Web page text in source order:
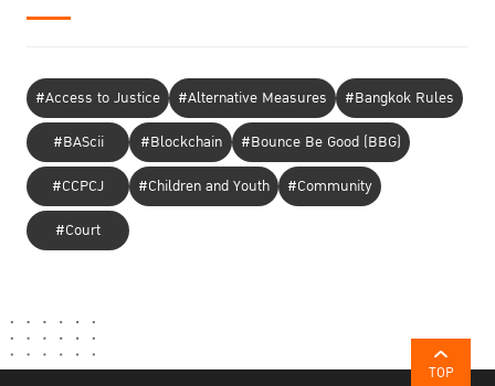
#Access to Justice #Alternative Measures
#Bangkok Rules
#BAScii
#Blockchain
#Bounce Be Good (BBG)
#CCPCJ
#Children and Youth
#Community
#Court
TOP